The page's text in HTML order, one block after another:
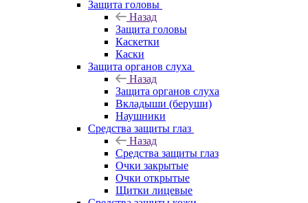
Защита головы
Назад
Защита головы
Каскетки
Каски
Защита органов слуха
Назад
Защита органов слуха
Вкладыши (беруши)
Наушники
Средства защиты глаз
Назад
Средства защиты глаз
Очки закрытые
Очки открытые
Щитки лицевые